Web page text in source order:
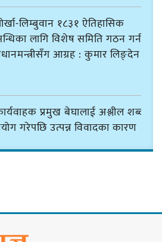
लिम्बुवान १८३१ ऐतिहासिक
लागि विशेष समिति गठन गर्न
आग्रह : कुमार लिङ्देन
प्रमुख बेघालाई अश्लील शब्द
गरेपछि उत्पन्न विवादका कारण
गर्न दलहरूलाई अस्थिरताको
सजिलो : पूर्व प्रदेश प्रमुख तुम्बाहाङ